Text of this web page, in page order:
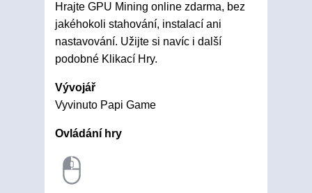
Hrajte GPU Mining online zdarma, bez
jakéhokoli stahování, instalací ani
nastavování. Užijte si navíc i další
podobné Klikací Hry.
Vývojář
Vyvinuto Papi Game
Ovládání hry